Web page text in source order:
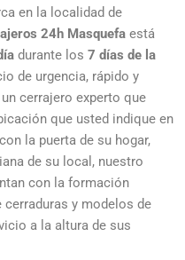
en la localidad de
24h Masquefa está
durante los 7 días de la
de urgencia, rápido y
cerrajero experto que
que usted indique en
la puerta de su hogar,
de su local, nuestro
con la formación
y modelos de
a la altura de sus